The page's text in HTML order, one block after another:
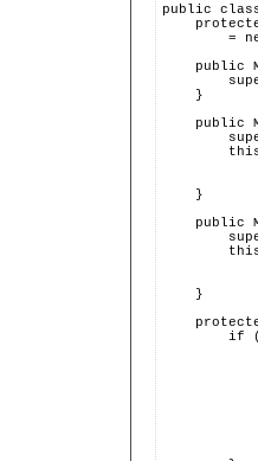
public
=
public
    }
public
    }
public
    }
if